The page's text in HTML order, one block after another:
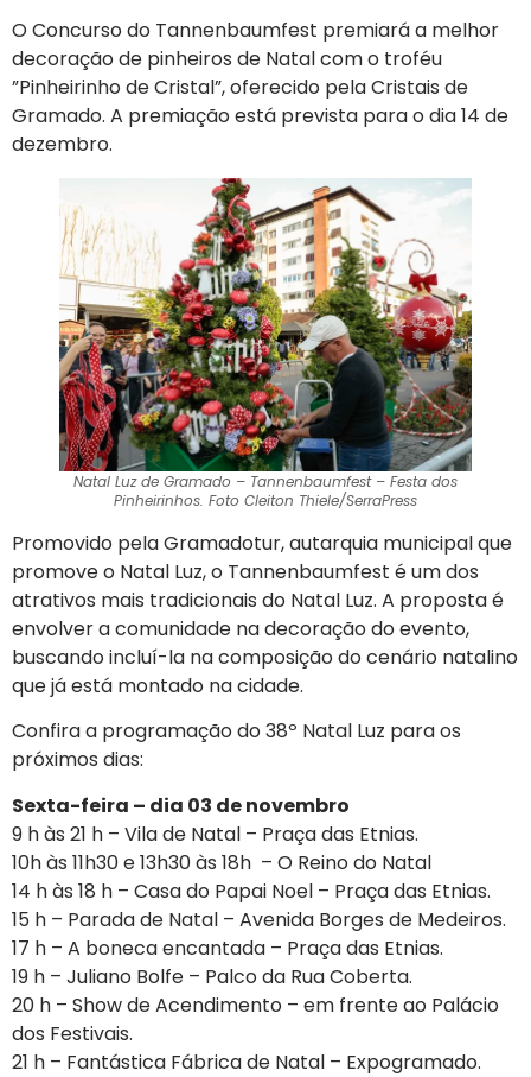
O Concurso do Tannenbaumfest premiará a melhor
decoração de pinheiros de Natal com o troféu
”Pinheirinho de Cristal”, oferecido pela Cristais de
Gramado. A premiação está prevista para o dia 14 de
dezembro.
Natal Luz de Gramado – Tannenbaumfest – Festa dos
Pinheirinhos. Foto Cleiton Thiele/SerraPress
Promovido pela Gramadotur, autarquia municipal que
promove o Natal Luz, o Tannenbaumfest é um dos
atrativos mais tradicionais do Natal Luz. A proposta é
envolver a comunidade na decoração do evento,
buscando incluí-la na composição do cenário natalino
que já está montado na cidade.
Confira a programação do 38º Natal Luz para os
próximos dias:
Sexta-feira – dia 03 de novembro
9 h às 21 h – Vila de Natal – Praça das Etnias.
10h às 11h30 e 13h30 às 18h – O Reino do Natal
14 h às 18 h – Casa do Papai Noel – Praça das Etnias.
15 h – Parada de Natal – Avenida Borges de Medeiros.
17 h – A boneca encantada – Praça das Etnias.
19 h – Juliano Bolfe – Palco da Rua Coberta.
20 h – Show de Acendimento – em frente ao Palácio
dos Festivais.
21 h – Fantástica Fábrica de Natal – Expogramado.